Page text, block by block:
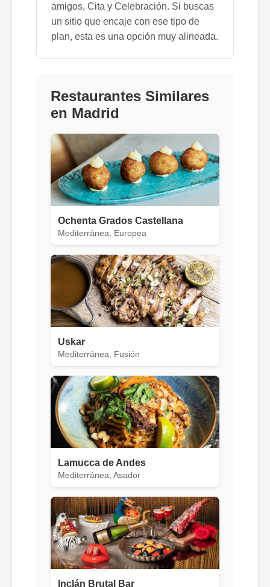
amigos, Cita y Celebración. Si buscas
un sitio que encaje con ese tipo de
plan, esta es una opción muy alineada.
Restaurantes Similares
en Madrid
Ochenta Grados Castellana
Mediterránea, Europea
Uskar
Mediterránea, Fusión
Lamucca de Andes
Mediterránea, Asador
Inclán Brutal Bar